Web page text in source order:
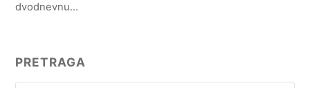
dvodnevnu…
PRETRAGA